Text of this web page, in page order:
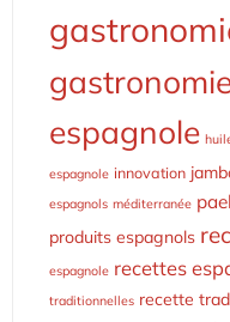
espagnole
espagnole innovation
espagnols méditerranée
produits espagnols
espagnole recettes
traditionnelles recette